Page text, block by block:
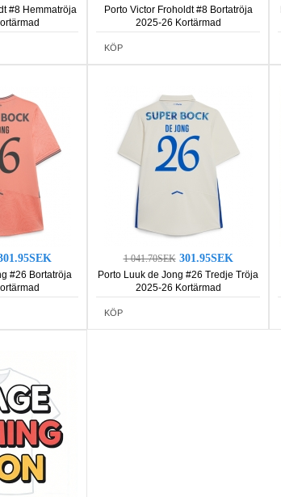
#8 Hemmatröja
Porto Victor Froholdt #8 Bortatröja
2025-26 Kortärmad
KÖP
#26 Bortatröja
1 041.70SEK 301.95SEK
Porto Luuk de Jong #26 Tredje Tröja
2025-26 Kortärmad
KÖP